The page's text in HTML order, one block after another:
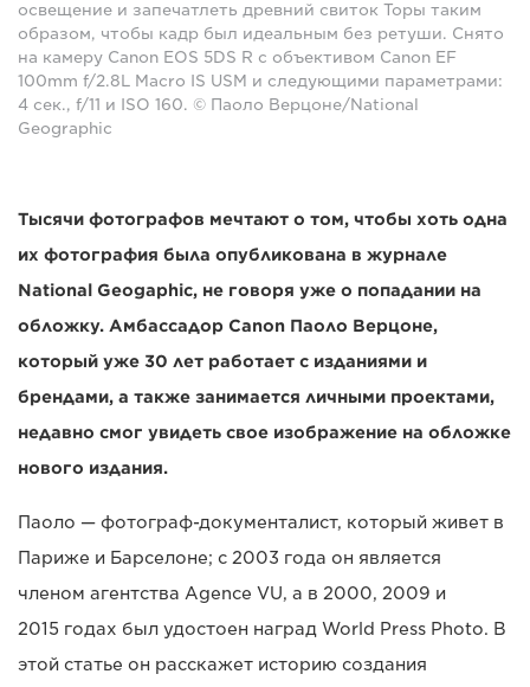
освещение и запечатлеть древний свиток Торы таким
образом, чтобы кадр был идеальным без ретуши. Снято
на камеру Canon EOS 5DS R с объективом Canon EF
100mm f/2.8L Macro IS USM и следующими параметрами:
4 сек., f/11 и ISO 160. © Паоло Верцоне/National
Geographic
Тысячи фотографов мечтают о том, чтобы хоть одна
их фотография была опубликована в журнале
National Geogaphic, не говоря уже о попадании на
обложку. Амбассадор Canon Паоло Верцоне,
который уже 30 лет работает с изданиями и
брендами, а также занимается личными проектами,
недавно смог увидеть свое изображение на обложке
нового издания.
Паоло — фотограф-документалист, который живет в
Париже и Барселоне; с 2003 года он является
членом агентства Agence VU, а в 2000, 2009 и
2015 годах был удостоен наград World Press Photo. В
этой статье он расскажет историю создания